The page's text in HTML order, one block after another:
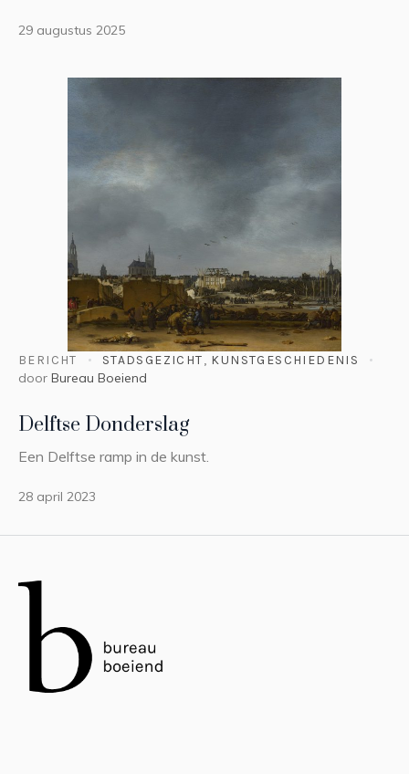
29 augustus 2025
BERICHT STADSGEZICHT, KUNSTGESCHIEDENIS
door Bureau Boeiend
Delftse Donderslag
Een Delftse ramp in de kunst.
28 april 2023